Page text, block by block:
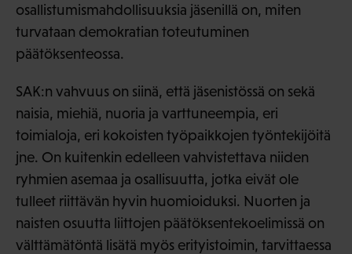
osallistumismahdollisuuksia jäsenillä on, miten
turvataan demokratian toteutuminen
päätöksenteossa.
SAK:n vahvuus on siinä, että jäsenistössä on sekä
naisia, miehiä, nuoria ja varttuneempia, eri
toimialoja, eri kokoisten työpaikkojen työntekijöitä
jne. On kuitenkin edelleen vahvistettava niiden
ryhmien asemaa ja osallisuutta, jotka eivät ole
tulleet riittävän hyvin huomioiduksi. Nuorten ja
naisten osuutta liittojen päätöksentekoelimissä on
välttämätöntä lisätä myös erityistoimin, tarvittaessa